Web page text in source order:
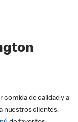
comida de calidad y a
nuestros clientes.